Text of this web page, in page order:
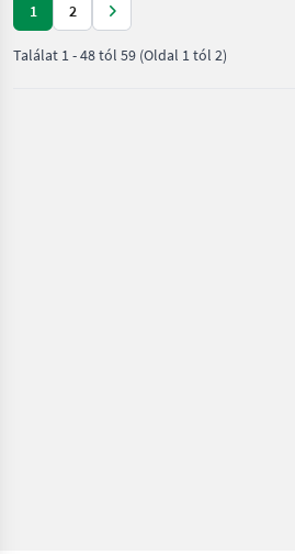
1 2
Találat 1-48tól 59 (Oldal 1 tól 2)